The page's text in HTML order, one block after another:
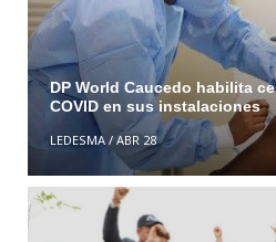
DP World Caucedo habilita
COVID en sus instalaciones
LEDESMA/ ABR 28